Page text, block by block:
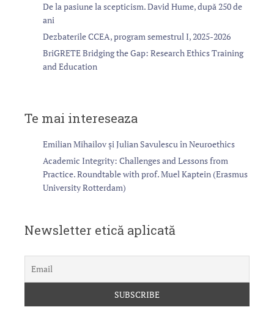
De la pasiune la scepticism. David Hume, după 250 de
ani
Dezbaterile CCEA, program semestrul I, 2025-2026
BriGRETE Bridging the Gap: Research Ethics Training
and Education
Te mai intereseaza
Emilian Mihailov și Julian Savulescu în Neuroethics
Academic Integrity: Challenges and Lessons from
Practice. Roundtable with prof. Muel Kaptein (Erasmus
University Rotterdam)
Newsletter etică aplicată